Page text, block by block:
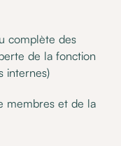
complète des
de la fonction
internes)
membres et de la